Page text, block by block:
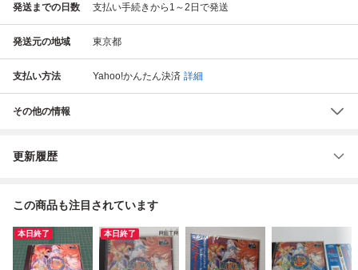
発送までの日数 支払い手続きから1～2日で発送
発送元の地域 東京都
支払い方法 Yahoo!かんたん決済 詳細
その他の情報
更新履歴
この商品も注目されています
本日終了 本日終了